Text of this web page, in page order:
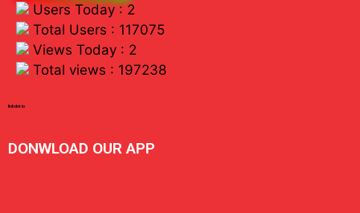
Users Today : 2
Total Users : 117075
Views Today : 2
Total views : 197238
linkdot io
DONWLOAD OUR APP